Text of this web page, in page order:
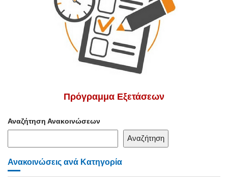
Πρόγραμμα Εξετάσεων
Αναζήτηση Ανακοινώσεων
Αναζήτηση
Ανακοινώσεις ανά Κατηγορία